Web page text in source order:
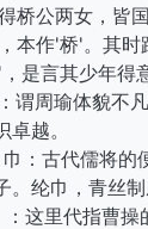
桥公两女，皆
本作'桥'。其时
是言其少年得
谓周瑜体貌不
越。
：古代儒将的
纶巾，青丝制
这里代指曹操